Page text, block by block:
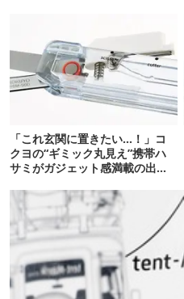
「これ玄関に置きたい…！」コ
クヨの“ギミック丸見え”携帯ハ
サミがガジェット感満載の出来